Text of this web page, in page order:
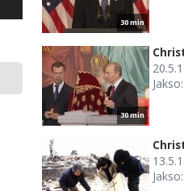
30 min
30 min